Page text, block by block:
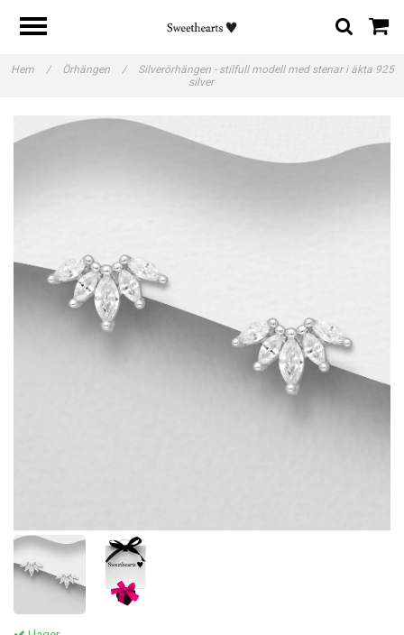
Hem / Örhängen /
Silverörhängen - stilfull modell med stenar i äkta 925
silver